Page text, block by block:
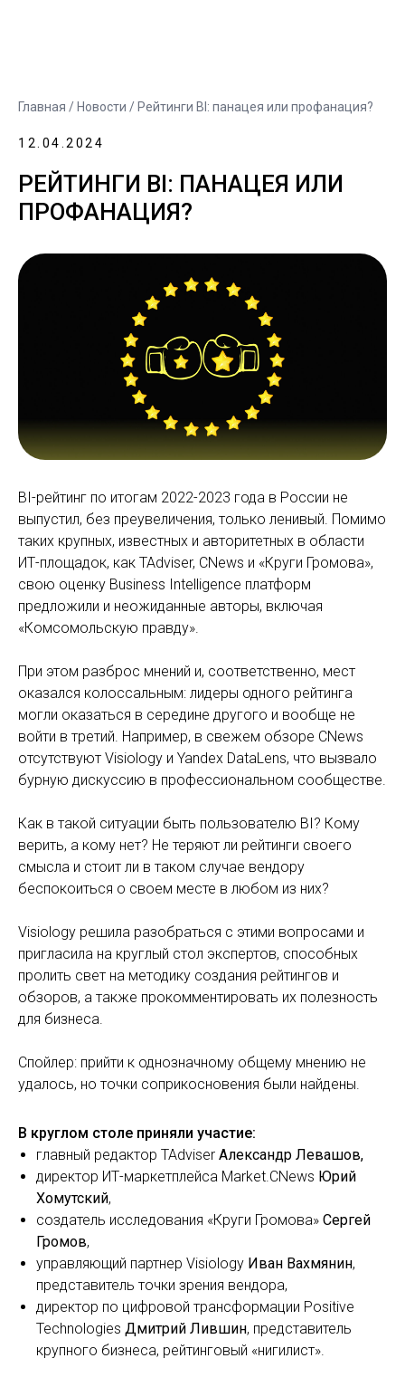
Главная / Новости / Рейтинги BI: панацея или профанация?
12.04.2024
РЕЙТИНГИ BI: ПАНАЦЕЯ ИЛИ
ПРОФАНАЦИЯ?
BI-рейтинг по итогам 2022-2023 года в России не
выпустил, без преувеличения, только ленивый. Помимо
таких крупных, известных и авторитетных в области
ИТ-площадок, как TAdviser, CNews и «Круги Громова»,
свою оценку Business Intelligence платформ
предложили и неожиданные авторы, включая
«Комсомольскую правду».
При этом разброс мнений и, соответственно, мест
оказался колоссальным: лидеры одного рейтинга
могли оказаться в середине другого и вообще не
войти в третий. Например, в свежем обзоре CNews
отсутствуют Visiology и Yandex DataLens, что вызвало
бурную дискуссию в профессиональном сообществе.
Как в такой ситуации быть пользователю BI? Кому
верить, а кому нет? Не теряют ли рейтинги своего
смысла и стоит ли в таком случае вендору
беспокоиться о своем месте в любом из них?
Visiology решила разобраться с этими вопросами и
пригласила на круглый стол экспертов, способных
пролить свет на методику создания рейтингов и
обзоров, а также прокомментировать их полезность
для бизнеса.
Спойлер: прийти к однозначному общему мнению не
удалось, но точки соприкосновения были найдены.
В круглом столе приняли участие:
главный редактор TAdviser Александр Левашов,
директор ИТ-маркетплейса Market.CNews Юрий
Хомутский,
создатель исследования «Круги Громова» Сергей
Громов,
управляющий партнер Visiology Иван Вахмянин,
представитель точки зрения вендора,
директор по цифровой трансформации Positive
Technologies Дмитрий Лившин, представитель
крупного бизнеса, рейтинговый «нигилист».